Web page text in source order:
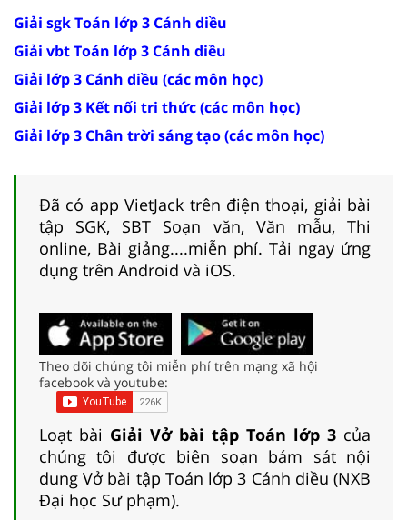
Giải sgk Toán lớp 3 Cánh diều
Giải vbt Toán lớp 3 Cánh diều
Giải lớp 3 Cánh diều (các môn học)
Giải lớp 3 Kết nối tri thức (các môn học)
Giải lớp 3 Chân trời sáng tạo (các môn học)
Đã có app VietJack trên điện thoại, giải bài
tập SGK, SBT Soạn văn, Văn mẫu, Thi
online, Bài giảng....miễn phí. Tải ngay ứng
dụng trên Android và iOS.
Theo dõi chúng tôi miễn phí trên mạng xã hội
facebook và youtube:
Loạt bài Giải Vở bài tập Toán lớp 3 của
chúng tôi được biên soạn bám sát nội
dung Vở bài tập Toán lớp 3 Cánh diều (NXB
Đại học Sư phạm).